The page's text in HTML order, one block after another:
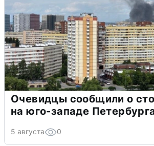
Очевидцы сообщили о
на юго-западе
5 августа 0